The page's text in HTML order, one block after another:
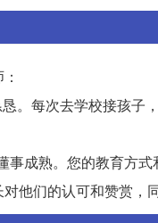
。每次去学校接孩
事成熟。您的教育方
他们的认可和赞赏，